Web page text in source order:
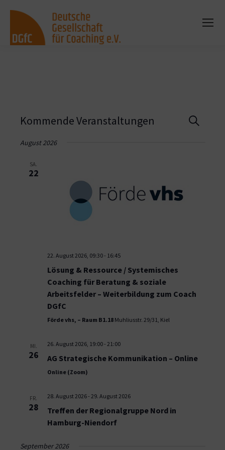
Suche
Kommende Veranstaltungen
August 2026
SA.
22
22. August 2026, 09:30- 16:45
Lösung & Ressource / Systemisches
Coaching für Beratung & soziale
Arbeitsfelder – Weiterbildung zum Coach
DGfC
Förde vhs, – Raum B1.18 Muhliusstr. 29/31, Kiel
MI.
26
26. August 2026, 19:00- 21:00
AG Strategische Kommunikation – Online
Online (Zoom)
FR.
28
28. August 2026- 29. August 2026
Treffen der Regionalgruppe Nord in
Hamburg-Niendorf
September 2026